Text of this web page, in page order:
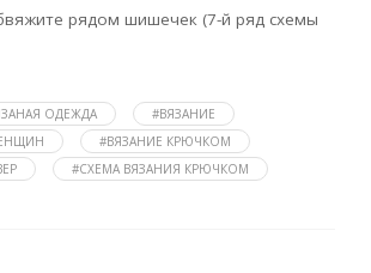
рядом шишечек (7-й ряд схемы
ОДЕЖДА
#ВЯЗАНИЕ
#ВЯЗАНИЕ КРЮЧКОМ
#СХЕМА ВЯЗАНИЯ КРЮЧКОМ